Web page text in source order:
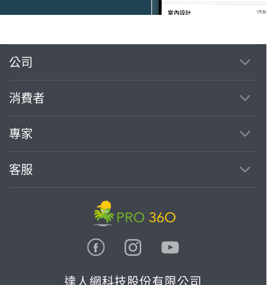
公司
消費者
專家
客服
達人網科技股份有限公司
繼續完成